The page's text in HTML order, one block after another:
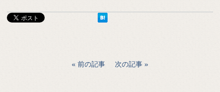
前の記事 次の記事